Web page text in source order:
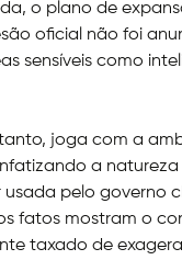
o plano de
oficial não foi
sensíveis como
joga com a
a natureza
pelo governo
fatos mostram o
taxado de